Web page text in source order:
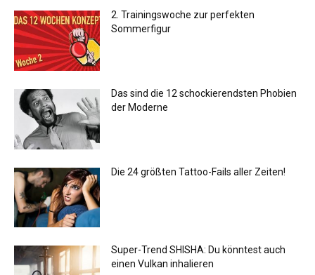
2. Trainingswoche zur perfekten
Sommerfigur
Das sind die 12 schockierendsten Phobien
der Moderne
Die 24 größten Tattoo-Fails aller Zeiten!
Super-Trend SHISHA: Du könntest auch
einen Vulkan inhalieren